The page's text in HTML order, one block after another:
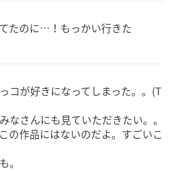
たのに…！もっかい行きた
コが好きになってしまった。。(T
なさんにも見ていただきたい。。
の作品にはないのだよ。すごいこ
。